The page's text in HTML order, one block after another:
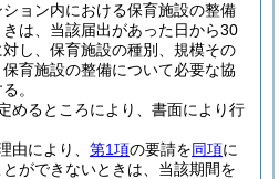
ョン内における保育施設の整備
は、当該届出があった日から30
し、保育施設の種別、規模その
育施設の整備について必要な協
。
めるところにより、書面により行
由により、 第1項の要請を同項に
ができないときは、当該期間を